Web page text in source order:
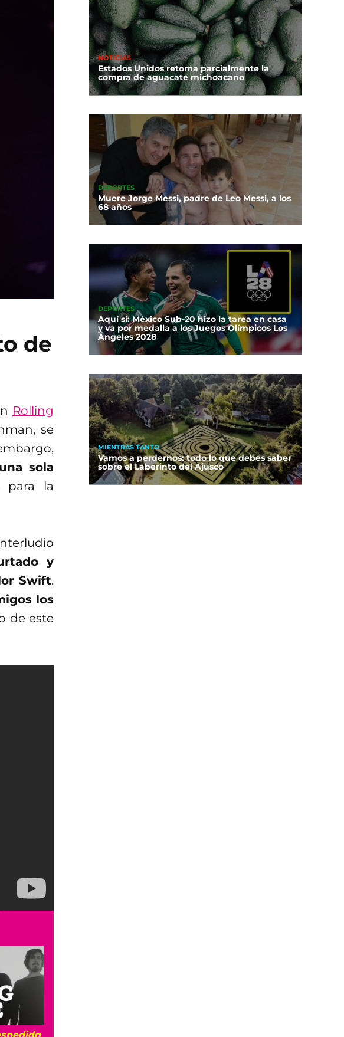
de
Rolling
se
sola
para la
y
Swift.
los
de este
para
NOTICIAS
Estados Unidos retoma parcialmente la
compra de aguacate michoacano
DEPORTES
Muere Jorge Messi, padre de Leo Messi, a los
68 años
DEPORTES
Aquí sí: México Sub-20 hizo la tarea en casa
y va por medalla a los Juegos Olímpicos Los
Ángeles 2028
MIENTRAS TANTO
Vamos a perdernos: todo lo que debes saber
sobre el Laberinto del Ajusco